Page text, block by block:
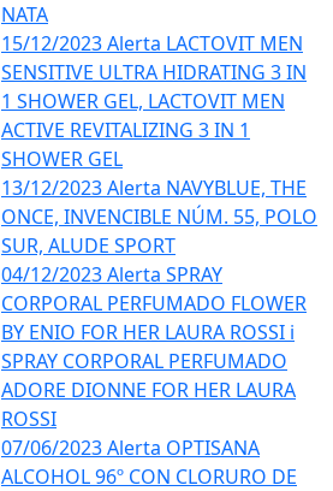
NATA
15/12/2023 Alerta LACTOVIT MEN
SENSITIVE ULTRA HIDRATING 3 IN
1 SHOWER GEL, LACTOVIT MEN
ACTIVE REVITALIZING 3 IN 1
SHOWER GEL
13/12/2023 Alerta NAVYBLUE, THE
ONCE, INVENCIBLE NÚM. 55, POLO
SUR, ALUDE SPORT
04/12/2023 Alerta SPRAY
CORPORAL PERFUMADO FLOWER
BY ENIO FOR HER LAURA ROSSI i
SPRAY CORPORAL PERFUMADO
ADORE DIONNE FOR HER LAURA
ROSSI
07/06/2023 Alerta OPTISANA
ALCOHOL 96º CON CLORURO DE